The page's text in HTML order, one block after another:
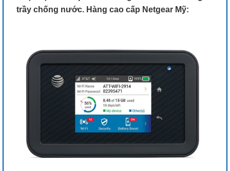
trầy chống nước. Hàng cao cấp Netgear Mỹ: